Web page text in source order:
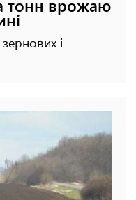
тонн врожаю
і